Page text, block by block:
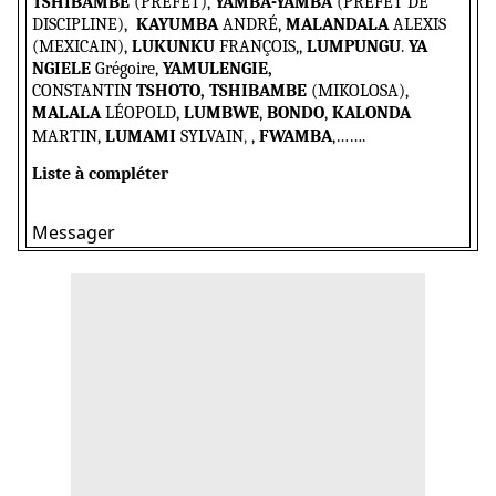
DISCIPLINE),KAYUMBAANDRÉ,MALANDALAALEXIS
(MEXICAIN),LUKUNKUFRANÇOIS,,LUMPUNGU.YA
NGIELE Grégoire,YAMULENGIE,
CONSTANTIN TSHOTO,TSHIBAMBE (MIKOLOSA),
MALALALÉOPOLD, LUMBWE,BONDO,KALONDA
MARTIN,LUMAMI SYLVAIN,,FWAMBA,…….
Liste à compléter
Messager